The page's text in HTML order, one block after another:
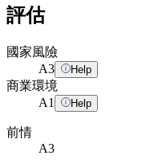
評估
國家風險
A3 Help
商業環境
A1 Help
前情
A3